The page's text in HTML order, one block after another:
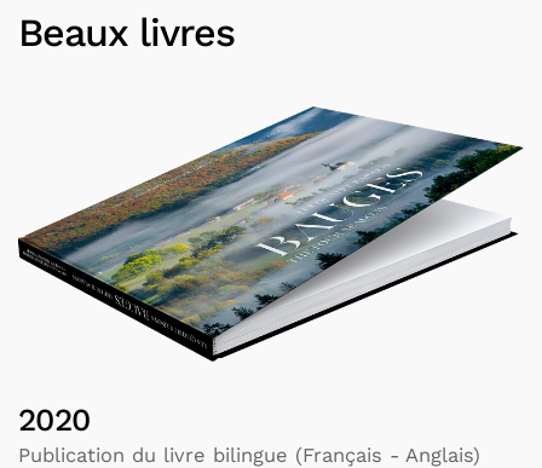
Beaux livres
2020
Publication du livre bilingue (Français - Anglais)